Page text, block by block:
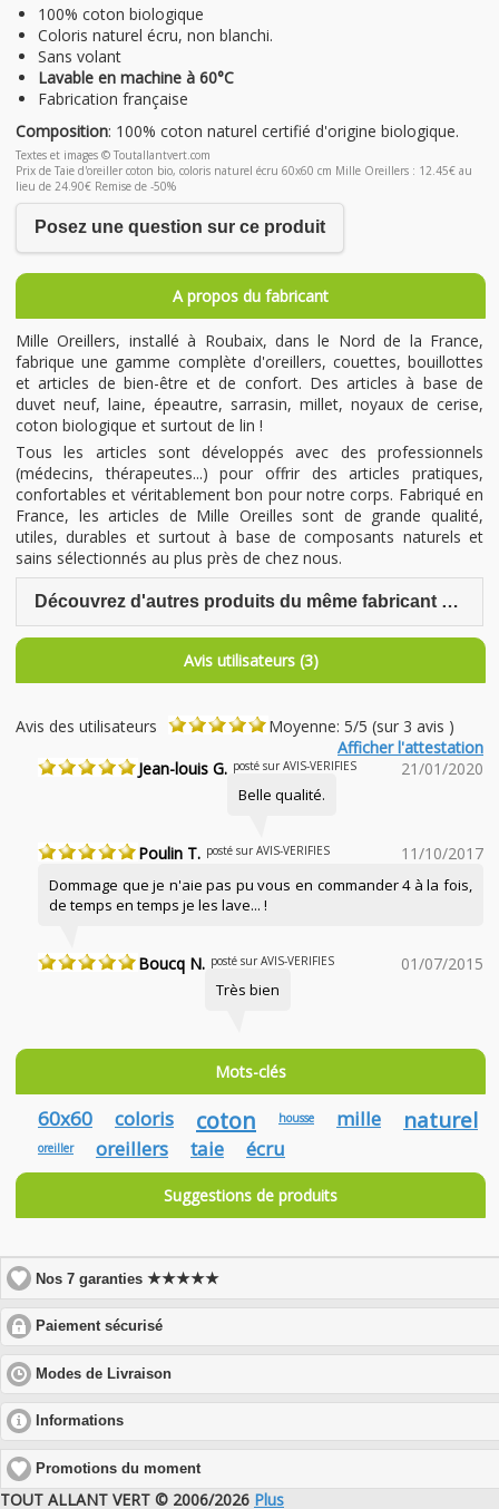
100% coton biologique
Coloris naturel écru, non blanchi.
Sans volant
Lavable en machine à 60°C
Fabrication française
Composition: 100% coton naturel certifié d'origine biologique.
Textes et images © Toutallantvert.com
Prix de Taie d'oreiller coton bio, coloris naturel écru 60x60 cm Mille Oreillers : 12.45€ au
lieu de 24.90€ Remise de -50%
Posez une question sur ce produit
A propos du fabricant
Mille Oreillers, installé à Roubaix, dans le Nord de la France,
fabrique une gamme complète d'oreillers, couettes, bouillottes
et articles de bien-être et de confort. Des articles à base de
duvet neuf, laine, épeautre, sarrasin, millet, noyaux de cerise,
coton biologique et surtout de lin !
Tous les articles sont développés avec des professionnels
(médecins, thérapeutes...) pour offrir des articles pratiques,
confortables et véritablement bon pour notre corps. Fabriqué en
France, les articles de Mille Oreilles sont de grande qualité,
utiles, durables et surtout à base de composants naturels et
sains sélectionnés au plus près de chez nous.
Découvrez d'autres produits du même fabricant Mille Oreillers
Avis utilisateurs (3)
Avis des utilisateurs
Moyenne: 5/5 (sur 3 avis )
Afficher l'attestation
Jean-louis G. posté sur AVIS-VERIFIES 21/01/2020
Belle qualité.
Poulin T. posté sur AVIS-VERIFIES 11/10/2017
Dommage que je n'aie pas pu vous en commander 4 à la fois,
de temps en temps je les lave... !
Boucq N. posté sur AVIS-VERIFIES 01/07/2015
Très bien
Mots-clés
60x60 coloris coton housse mille naturel
oreiller oreillers taie écru
Suggestions de produits
Nos 7 garanties★★★★★
Paiement sécurisé
to
expand
Modes de Livraison
to
Informations
to
expand
Promotions du moment
TOUT ALLANT VERT © 2006/2026 Plus